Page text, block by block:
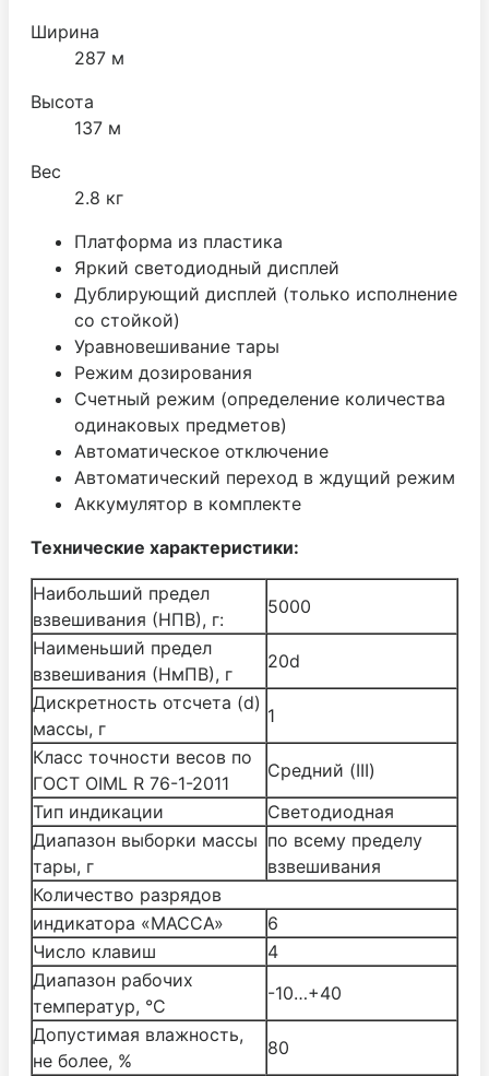
Ширина
287 м
Высота
137 м
Вес
2.8 кг
Платформа из пластика
Яркий светодиодный дисплей
Дублирующий дисплей (только исполнение
со стойкой)
Уравновешивание тары
Режим дозирования
Счетный режим (определение количества
одинаковых предметов)
Автоматическое отключение
Автоматический переход в ждущий режим
Аккумулятор в комплекте
Технические характеристики:
Наибольший предел
взвешивания (НПВ), г:
5000
Наименьший предел
взвешивания (НмПВ), г
20d
Дискретность отсчета (d)
массы, г
1
Класс точности весов по
ГОСТ OIML R 76-1-2011
Средний (III)
Тип индикации
Светодиодная
Диапазон выборки массы
тары, г
по всему пределу
взвешивания
Количество разрядов
индикатора «МАССА»
6
Число клавиш
4
Диапазон рабочих
температур, °С
-10…+40
Допустимая влажность,
не более, %
80